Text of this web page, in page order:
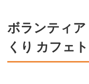
ボランティ
くり カフェ